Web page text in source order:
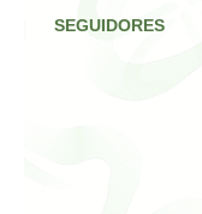
SEGUIDORES